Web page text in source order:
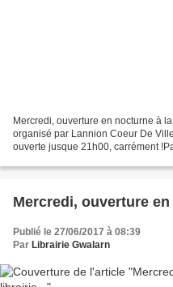
Mercredi, ouverture en nocturne à
organisé par Lannion Coeur De
ouverte jusque 21h00, carrément
Mercredi, ouverture
Publié le 27/06/2017 à 08:39
Par Librairie Gwalarn